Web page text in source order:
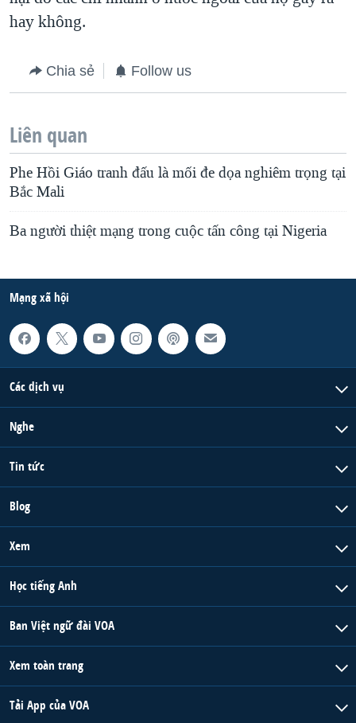
hay không.
Chia sẻ Follow us
Liên quan
Phe Hồi Giáo tranh đấu là mối đe dọa nghiêm trọng tại
Bắc Mali
Ba người thiệt mạng trong cuộc tấn công tại Nigeria
Mạng xã hội
Các dịch vụ
Nghe
Tin tức
Blog
Xem
Học tiếng Anh
Ban Việt ngữ đài VOA
Xem toàn trang
Tải App của VOA